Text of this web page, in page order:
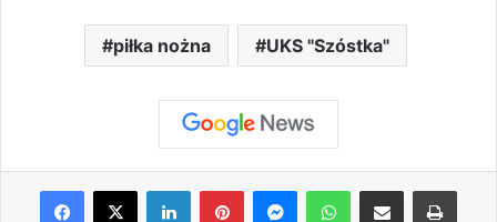
piłka nożna UKS "Szóstka"
Facebook
X LinkedInPinterestMessengerWhatsAppShare via Email Print